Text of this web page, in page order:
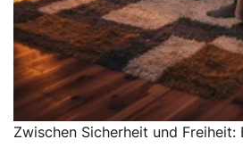
Zwischen Sicherheit und Freiheit: